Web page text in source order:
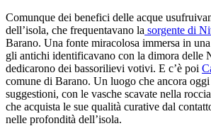
Comunque dei benefici delle acque
dell’isola, che frequentavano la sorgente di
Barano. Una fonte miracolosa immersa in
gli antichi identificavano con la dimora delle
dedicarono dei bassorilievi votivi. E c’è poi
comune di Barano. Un luogo che ancora
suggestioni, con le vasche scavate nella
che acquista le sue qualità curative dal
nelle profondità dell’isola.